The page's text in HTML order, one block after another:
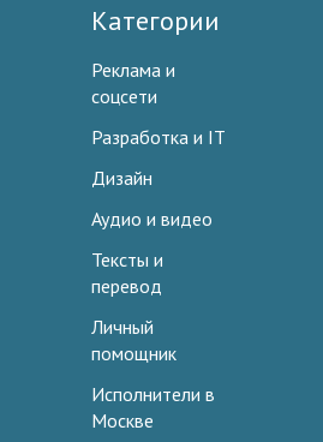
Категории
Реклама и
соцсети
Разработка и IT
Дизайн
Аудио и видео
Тексты и
перевод
Личный
помощник
Исполнители в
Москве